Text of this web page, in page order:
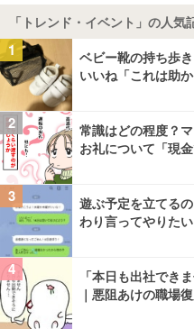
「トレンド・イベント」の人気
1
ベビー靴の持ち歩
いいね「これは助
2
常識はどの程度？
お礼について「現
3
遊ぶ予定を立てる
わり言ってやりた
4
「本日も出社でき
｜悪阻あけの職場